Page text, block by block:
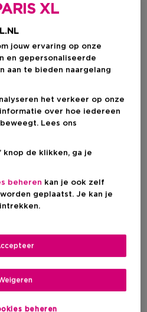
209,80
jou.
huid
XL
jouw ervaring op onze
en gepersonaliseerde
aan te bieden naargelang
het verkeer op onze
over hoe iedereen
Lees ons
knop de klikken, ga je
beheren kan je ook zelf
geplaatst. Je kan je
beheren